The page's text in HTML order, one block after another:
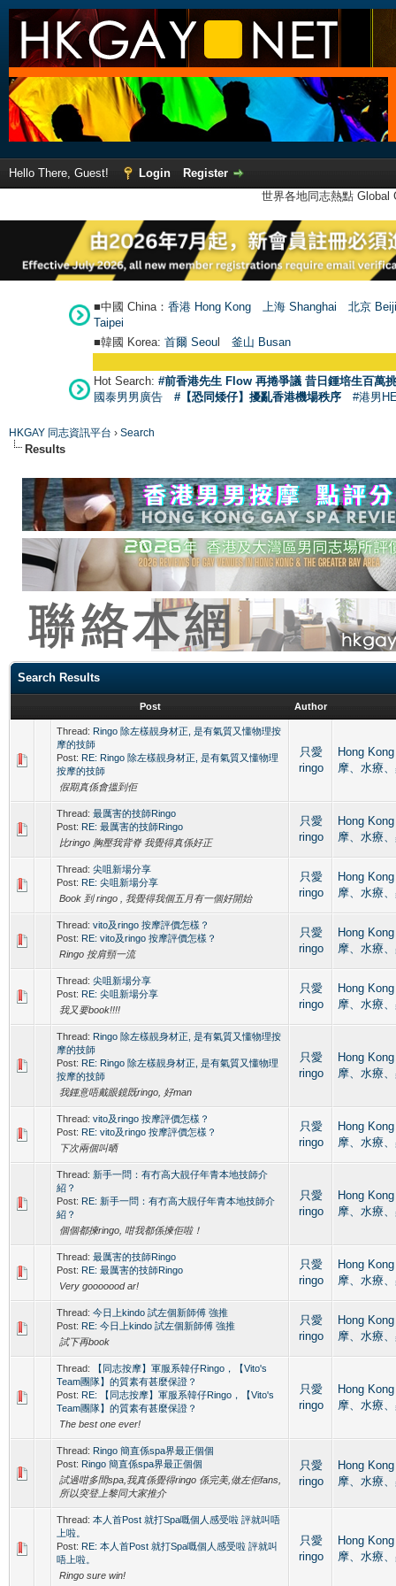
Hello There, Guest! Login
Register
世界各地同志熱點
■中國 China： 香港 Hong Kong 上海 Shanghai
北京
Taipei
■韓國 Korea: 首爾 Seoul 釜山 Busan
Hot Search: #前香港先生 Flow 再捲爭議 昔日鍾培生百萬
國泰男男廣告
#【恐同矮仔】擾亂香港機場秩序 #港男
HKGAY 同志資訊平台 › Search
Results
Search Results
Post Author
Thread: Ringo 除左樣靚身材正, 是有氣質又懂物理按
摩的技師
Post: RE: Ringo 除左樣靚身材正, 是有氣質又懂物理
按摩的技師
假期真係會搵到佢
只愛
ringo
Hong
摩、水療
Thread: 最厲害的技師Ringo
Post: RE: 最厲害的技師Ringo
比ringo 胸壓我背脊 我覺得真係好正
只愛
ringo
Hong
摩、水療
Thread: 尖咀新場分享
Post: RE: 尖咀新場分享
Book 到 ringo , 我覺得我個五月有一個好開始
只愛
ringo
Hong
摩、水療
Thread: vito及ringo 按摩評價怎樣？
Post: RE: vito及ringo 按摩評價怎樣？
Ringo 按肩頸一流
只愛
ringo
Hong
摩、水療
Thread: 尖咀新場分享
Post: RE: 尖咀新場分享
我又要book!!!!
只愛
ringo
Hong
摩、水療
Thread: Ringo 除左樣靚身材正, 是有氣質又懂物理按
摩的技師
Post: RE: Ringo 除左樣靚身材正, 是有氣質又懂物理
按摩的技師
我鍾意唔戴眼鏡既ringo, 好man
只愛
ringo
Hong
摩、水療
Thread: vito及ringo 按摩評價怎樣？
Post: RE: vito及ringo 按摩評價怎樣？
下次兩個叫晒
只愛
ringo
Hong
摩、水療
Thread: 新手一問：有冇高大靚仔年青本地技師介
紹？
Post: RE: 新手一問：有冇高大靚仔年青本地技師介
紹？
個個都揀ringo, 咁我都係揀佢啦！
只愛
ringo
Hong
摩、水療
Thread: 最厲害的技師Ringo
Post: RE: 最厲害的技師Ringo
Very gooooood ar!
只愛
ringo
Hong
摩、水療
Thread: 今日上kindo 試左個新師傅 強推
Post: RE: 今日上kindo 試左個新師傅 強推
試下再book
只愛
ringo
Hong
摩、水療
Thread:
【同志按摩】軍服系韓仔Ringo，【Vito's
Team團隊】的質素有甚麼保證？
Post: RE: 【同志按摩】軍服系韓仔Ringo，【Vito's
Team團隊】的質素有甚麼保證？
The best one ever!
只愛
ringo
Hong
摩、水療
Thread: Ringo 簡直係spa界最正個個
Post: Ringo 簡直係spa界最正個個
試過咁多間spa,我真係覺得ringo 係完美,做左佢fans,
所以突登上黎同大家推介
只愛
ringo
Hong
摩、水療
Thread: 本人首Post 就打Spa嘅個人感受啦 評就叫唔
上啦。
Post: RE: 本人首Post 就打Spa嘅個人感受啦 評就叫
唔上啦。
Ringo sure win!
只愛
ringo
Hong
摩、水療